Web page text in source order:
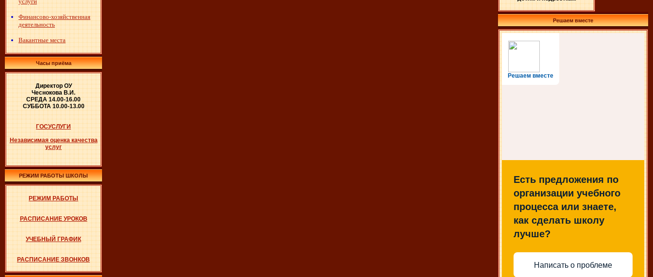
Финансово-хозяйственная
деятельность
Вакантные места
Часы приёма
Директор ОУ
Чеснокова В.И.
СРЕДА 14.00-16.00
СУББОТА 10.00-13.00
ГОСУСЛУГИ
Независимая оценка качества
услуг
РЕЖИМ РАБОТЫ ШКОЛЫ
РЕЖИМ РАБОТЫ
РАСПИСАНИЕ УРОКОВ
УЧЕБНЫЙ ГРАФИК
РАСПИСАНИЕ ЗВОНКОВ
Решаем вместе
Решаем вместе
Есть предложения по
организации учебного
процесса или знаете,
как сделать школу
лучше?
Написать о проблеме